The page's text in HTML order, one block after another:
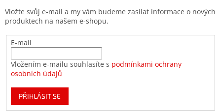
Vložte svůj e-mail a my vám budeme zasílat informace o nových
produktech na našem e-shopu.
E-mail
Vložením e-mailu souhlasíte s podmínkami ochrany
osobních údajů
PŘIHLÁSIT SE